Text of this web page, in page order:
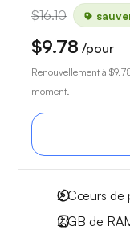
$16.10
$9.78 /pour
Renouvellement à
moment.
2Cœurs de
2 GB de